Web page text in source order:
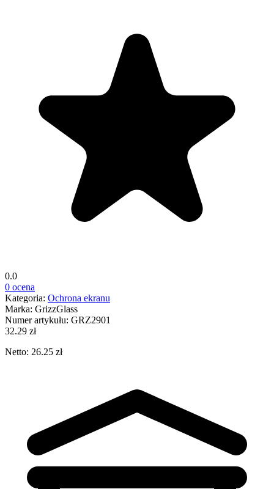
0.0
0 ocena
Kategoria: Ochrona ekranu
Marka: GrizzGlass
Numer artykułu: GRZ2901
32.29 zł
Netto: 26.25 zł